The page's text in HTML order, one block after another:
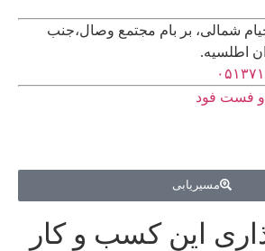
شمالی، بر بام مجتمع وصال،جنب
اطلسیه.
و فست فود
مسیریابی
این کسب و کار